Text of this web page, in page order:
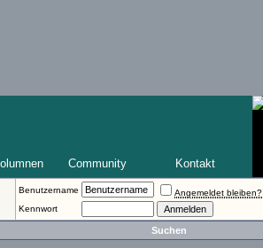
Community Kontakt
Benutzername
Angemeldet bleiben?
Kennwort
Suchen